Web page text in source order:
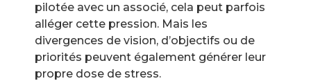
pilotée avec un associé, cela peut parfois
alléger cette pression. Mais les
divergences de vision, d’objectifs ou de
priorités peuvent également générer leur
propre dose de stress.